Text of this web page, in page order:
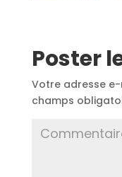
Poster
Votre adresse
champs